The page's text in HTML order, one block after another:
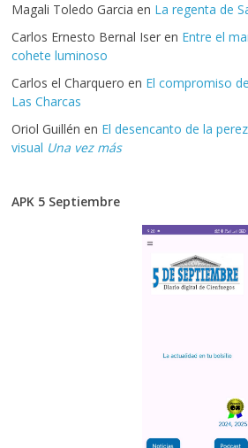
Magali Toledo Garcia en La regenta de
Carlos Ernesto Bernal Iser en Entre el
cohete luminoso
Carlos el Charquero en El compromiso
Las Charcas
Oriol Guillén en El desencanto de la
visual Una vez más
APK 5 Septiembre